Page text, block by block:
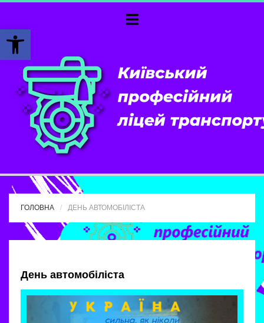
Відкрити Панель інструментів
ГОЛОВНА ДЕНЬ АВТОМОБІЛІСТА
День автомобіліста